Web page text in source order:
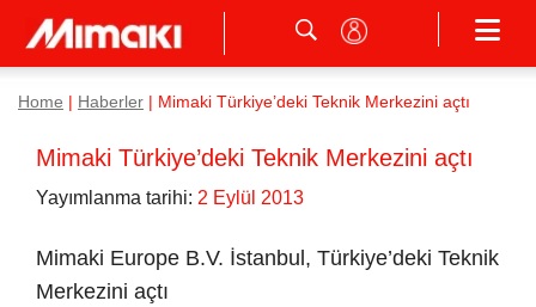
Home Haberler Mimaki Türkiye’deki Teknik Merkezini açtı
Mimaki Türkiye’deki Teknik Merkezini açtı
Yayımlanma tarihi: 2 Eylül 2013
Mimaki Europe B.V. İstanbul, Türkiye’deki Teknik
Merkezini açtı